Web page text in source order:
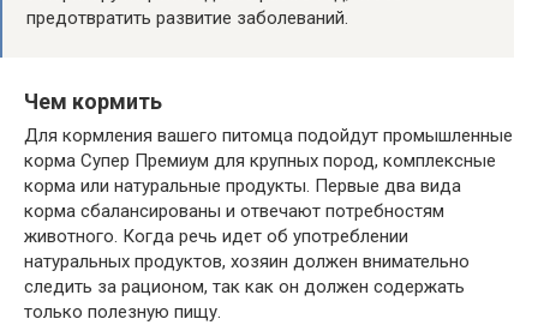
предотвратить развитие заболеваний.
Чем кормить
Для кормления вашего питомца подойдут промышленные
корма Супер Премиум для крупных пород, комплексные
корма или натуральные продукты. Первые два вида
корма сбалансированы и отвечают потребностям
животного. Когда речь идет об употреблении
натуральных продуктов, хозяин должен внимательно
следить за рационом, так как он должен содержать
только полезную пищу.